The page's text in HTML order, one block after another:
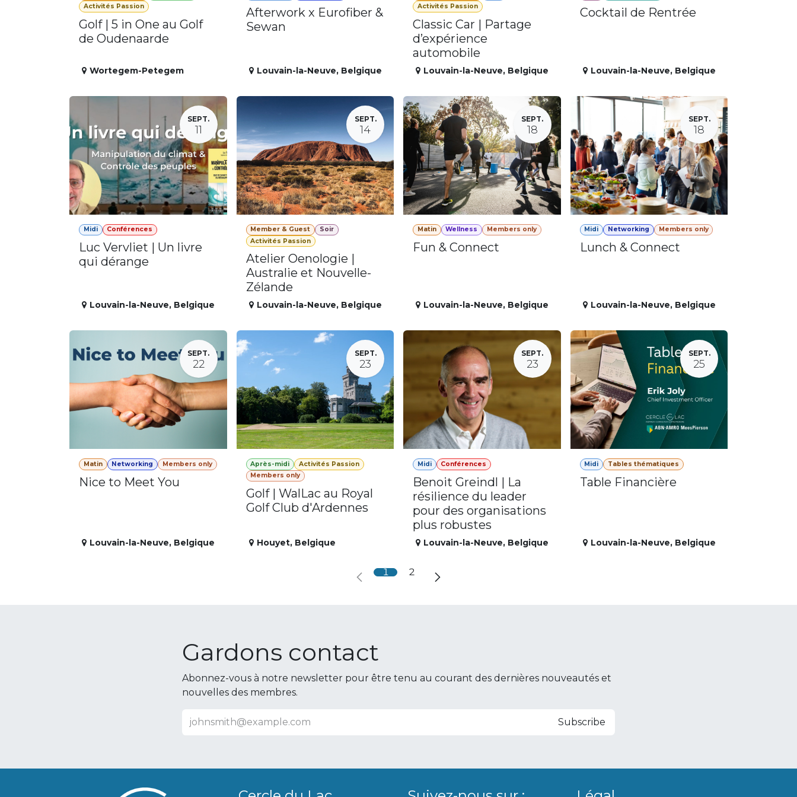
Activités Passion
Golf | 5 in One au Golf
de Oudenaarde
Wortegem-Petegem
Afterwork x Eurofiber &
Sewan
Louvain-la-Neuve, Belgique
Activités Passion
Classic Car | Partage
d’expérience
automobile
Louvain-la-Neuve, Belgique
Cocktail de Rentrée
Louvain-la-Neuve, Belgique
SEPT.
11
Midi Conférences
Luc Vervliet | Un livre
qui dérange
Louvain-la-Neuve, Belgique
SEPT.
14
Member & Guest
Soir
Activités Passion
Atelier Oenologie |
Australie et Nouvelle-
Zélande
Louvain-la-Neuve, Belgique
SEPT.
18
Matin Wellness Members only
Fun & Connect
Louvain-la-Neuve, Belgique
SEPT.
18
Midi Networking Members only
Lunch & Connect
Louvain-la-Neuve, Belgique
SEPT.
22
Matin Networking Members only
Nice to Meet You
Louvain-la-Neuve, Belgique
SEPT.
23
Après-midi
Activités Passion
Members only
Golf | WalLac au Royal
Golf Club d'Ardennes
Houyet, Belgique
SEPT.
23
Midi Conférences
Benoit Greindl | La
résilience du leader
pour des organisations
plus robustes
Louvain-la-Neuve, Belgique
SEPT.
25
Midi Tables thématiques
Table Financière
Louvain-la-Neuve, Belgique
1 2
Gardons contact
Abonnez-vous à notre newsletter pour être tenu au courant des dernières nouveautés et
nouvelles des membres.
Subscribe